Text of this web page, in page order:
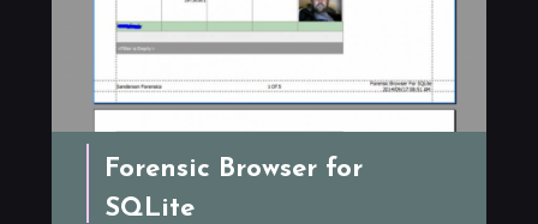
Forensic Browser for
SQLite